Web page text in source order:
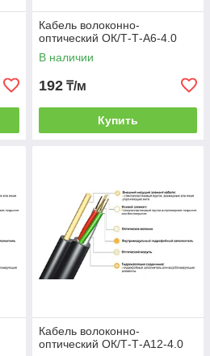
Кабель волоконно-
оптический ОК/Т-Т-А6-4.0
В наличии
192 ₸/м
Купить
Кабель волоконно-
оптический ОК/Т-Т-А12-4.0